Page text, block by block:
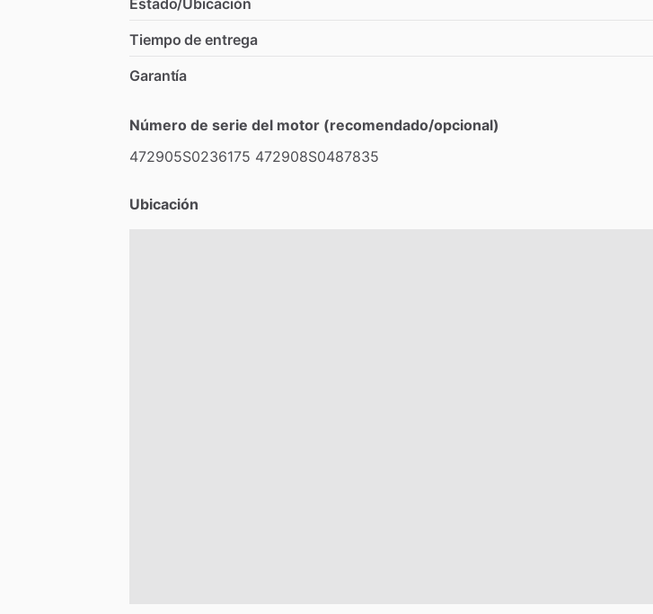
Estado/Ubicación
Tiempo de entrega
Garantía
Número de serie del motor (recomendado/opcional)
472905S0236175 472908S0487835
Ubicación